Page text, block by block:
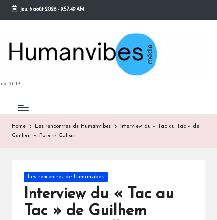
Skip
content
jeu. 6 août 2026- 9:57:50 AM
2013
Home Les rencontres de Humanvibes
Interview du « Tac au Tac » de
Guilhem « Pone » Gallart
Posted
in
Les rencontres de Humanvibes
Interview du « Tac au
Tac » de Guilhem